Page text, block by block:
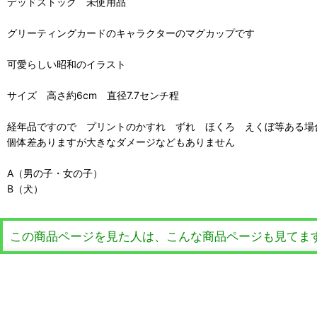
グリーティングカードのキャラクターのマグカップです
可愛らしい昭和のイラスト
サイズ 高さ約6cm 直径7.7センチ程
経年品ですので プリントのかすれ ずれ ほくろ えくぼ等ある場
個体差ありますが大きなダメージなどもありません
A（男の子・女の子）
B（犬）
この商品ページを見た人は、こんな商品ページも見てま